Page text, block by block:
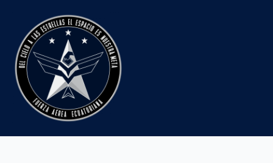
contenido